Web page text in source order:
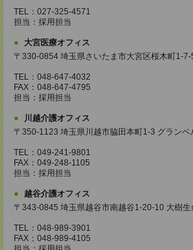
TEL：027-325-4571
担当：採用担当
大宮医療オフィス
〒330-0854 埼玉県さいたま市大宮区桜木町1-
TEL：048-647-4032
FAX：048-647-4795
担当：採用担当
川越介護オフィス
〒350-1123 埼玉県川越市脇田本町1-3 グランベ
TEL：049-241-9801
FAX：049-248-1105
担当：採用担当
越谷介護オフィス
〒343-0845 埼玉県越谷市南越谷1-20-10 大樹
TEL：048-989-3901
FAX：048-989-4105